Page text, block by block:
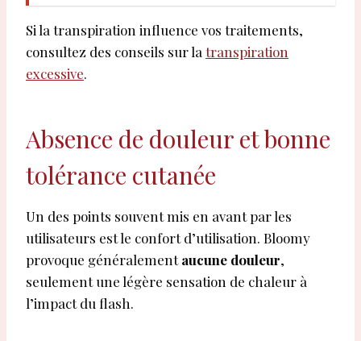
Si la transpiration influence vos traitements,
consultez des conseils sur la transpiration
excessive.
Absence de douleur et bonne
tolérance cutanée
Un des points souvent mis en avant par les
utilisateurs est le confort d’utilisation. Bloomy
provoque généralementaucune douleur,
seulement une légère sensation de chaleur à
l’impact du flash.